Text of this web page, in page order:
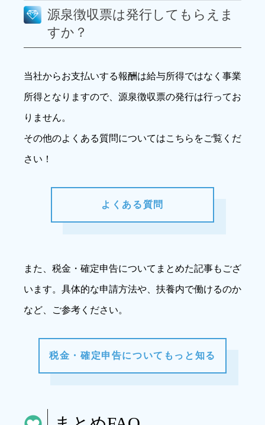
源泉徴収票は発行してもらえま
すか？
当社からお支払いする報酬は給与所得ではなく事業
所得となりますので、源泉徴収票の発行は行ってお
りません。
その他のよくある質問についてはこちらをご覧くだ
さい！
よくある質問
また、税金・確定申告についてまとめた記事もござ
います。具体的な申請方法や、扶養内で働けるのか
など、ご参考ください。
税金・確定申告についてもっと知る